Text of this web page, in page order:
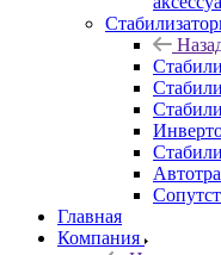
Главная
Компания